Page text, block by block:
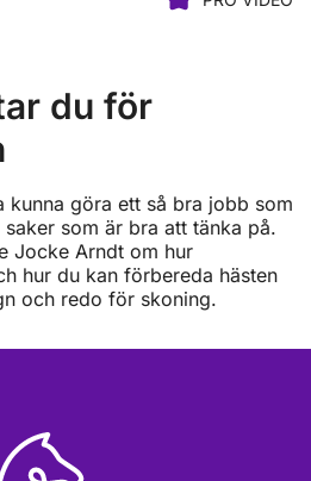
du för
kunna göra ett så bra jobb som
som är bra att tänka på.
Jocke Arndt om hur
hur du kan förbereda hästen
och redo för skoning.